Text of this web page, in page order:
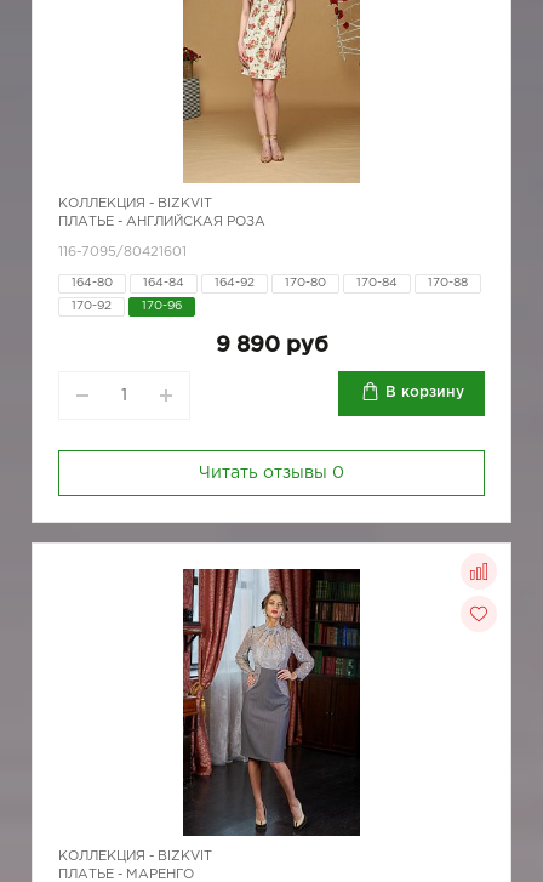
КОЛЛЕКЦИЯ - BIZKVIT
ПЛАТЬЕ - АНГЛИЙСКАЯ РОЗА
116-7095/80421601
164-80 164-84 164-92 170-80 170-84 170-88
170-92 170-96
9 890 руб
В корзину
Читать отзывы 0
КОЛЛЕКЦИЯ - BIZKVIT
ПЛАТЬЕ - МАРЕНГО